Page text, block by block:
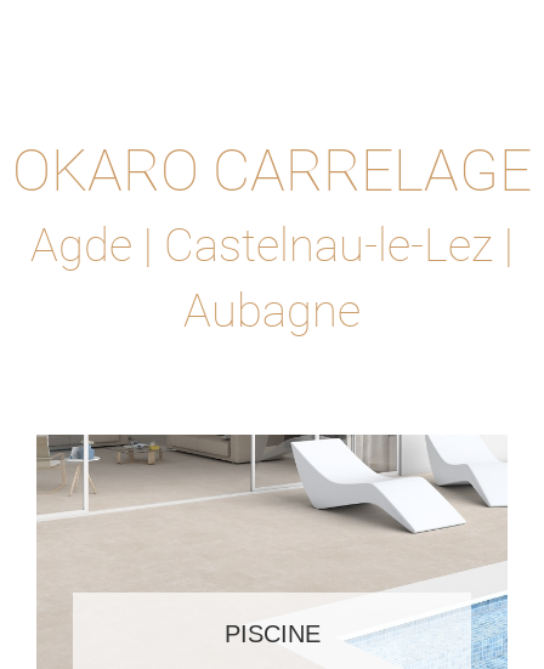
OKARO CARRELAGE
Agde | Castelnau-le-Lez |
Aubagne
PISCINE